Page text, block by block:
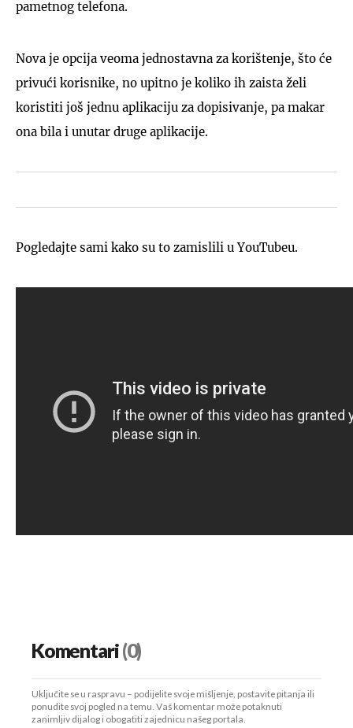
pametnog telefona.
Nova je opcija veoma jednostavna za korištenje, što će
privući korisnike, no upitno je koliko ih zaista želi
koristiti još jednu aplikaciju za dopisivanje, pa makar
ona bila i unutar druge aplikacije.
Pogledajte sami kako su to zamislili u YouTubeu.
Komentari(0)
Uključite se u raspravu – podijelite svoje mišljenje, postavite pitanja ili
ponudite svoj pogled na temu. Vaš komentar može potaknuti
zanimljiv dijalog i obogatiti zajednicu našeg portala.